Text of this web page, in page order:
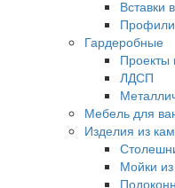
Вставки
Профили
Гардеробные
Проекты
ЛДСП
Мебель для
Изделия из
Мойки из